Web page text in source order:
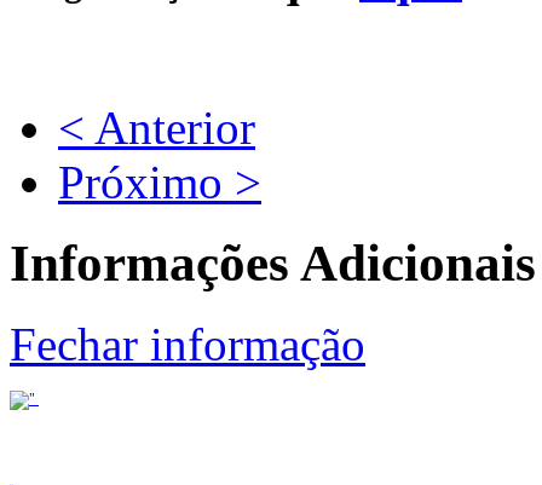
< Anterior
Próximo >
Informações Adicionais
Fechar informação